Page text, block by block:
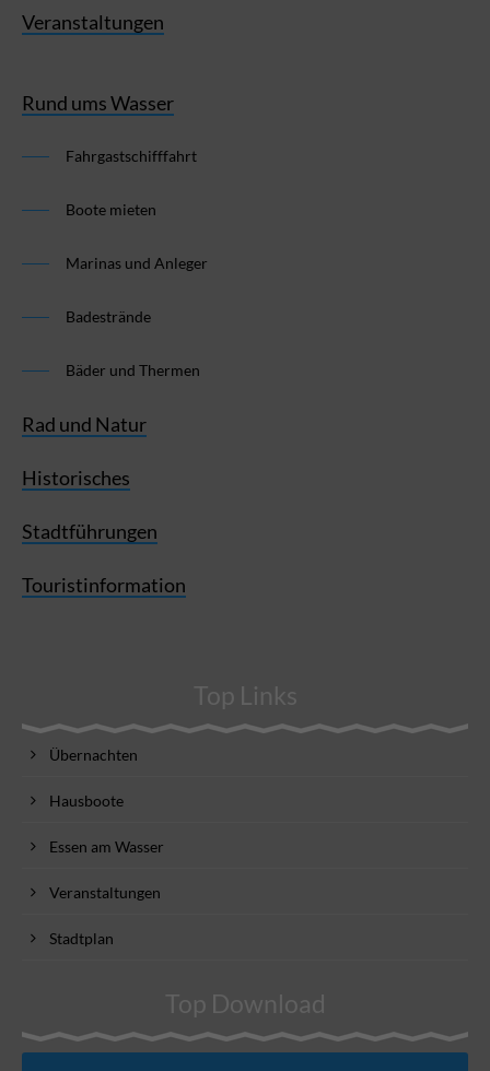
Veranstaltungen
Rund ums Wasser
Fahrgastschifffahrt
Boote mieten
Marinas und Anleger
Badestrände
Bäder und Thermen
Rad und Natur
Historisches
Stadtführungen
Touristinformation
Top Links
Übernachten
Hausboote
Essen am Wasser
Veranstaltungen
Stadtplan
Top Download